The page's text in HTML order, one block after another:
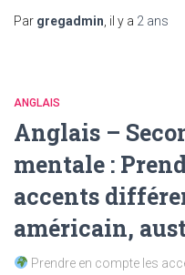
Par gregadmin , il y a 2 ans
ANGLAIS
Anglais –
mentale :
accents
américain,
Prendre en compte les